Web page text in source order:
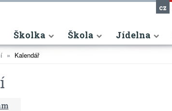
cz
Školka Škola Jídelna
Kalendář